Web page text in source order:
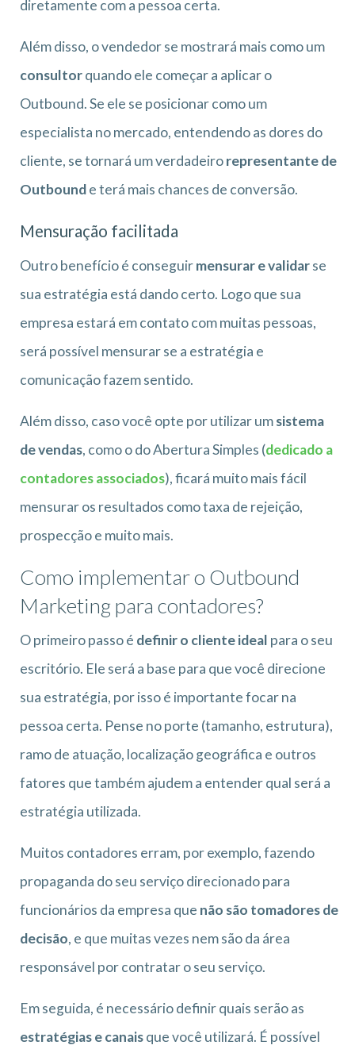
diretamente com a pessoa certa.
Além disso, o vendedor se mostrará mais como um
consultorquando ele começar a aplicar o
Outbound. Se ele se posicionar como um
especialista no mercado, entendendo as dores do
cliente, se tornará um verdadeirorepresentante de
Outbounde terá mais chances de conversão.
Mensuração facilitada
Outro benefício é conseguirmensurar e validarse
sua estratégia está dando certo. Logo que sua
empresa estará em contato com muitas pessoas,
será possível mensurar se a estratégia e
comunicação fazem sentido.
Além disso, caso você opte por utilizar umsistema
de vendas, como o do Abertura Simples (dedicado a
contadores associados), ficará muito mais fácil
mensurar os resultados como taxa de rejeição,
prospecção e muito mais.
Como implementar o Outbound
Marketing para contadores?
O primeiro passo é definir o cliente ideal para o seu
escritório. Ele será a base para que você direcione
sua estratégia, por isso é importante focar na
pessoa certa. Pense no porte (tamanho, estrutura),
ramo de atuação, localização geográfica e outros
fatores que também ajudem a entender qual será a
estratégia utilizada.
Muitos contadores erram, por exemplo, fazendo
propaganda do seu serviço direcionado para
funcionários da empresa que não são tomadores de
decisão, e que muitas vezes nem são da área
responsável por contratar o seu serviço.
Em seguida, é necessário definir quais serão as
estratégias e canaisque você utilizará. É possível